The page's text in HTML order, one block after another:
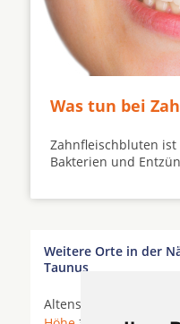
Was tun bei
Zahnfleischbluten
Bakterien und
Weitere Orte in der
Taunus
Altenstadt *